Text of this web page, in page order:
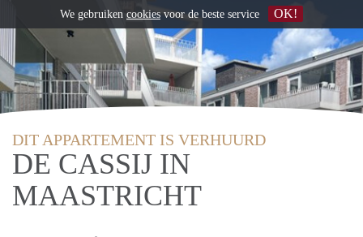
DIT APPARTEMENT IS VERHUURD
DE CASSIJ IN
MAASTRICHT
We gebruiken cookies voor de beste service OK!